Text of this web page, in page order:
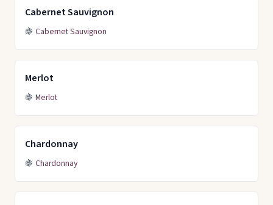
Cabernet Sauvignon
🍇 Cabernet Sauvignon
Merlot
🍇 Merlot
Chardonnay
🍇 Chardonnay